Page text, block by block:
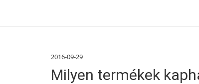
2016-09-29
Milyen termékek